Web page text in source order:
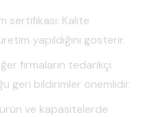
sertifikası: Kalite
yapıldığını gösterir.
firmaların tedarikçi
geri bildirimler önemlidir.
ve kapasitelerde